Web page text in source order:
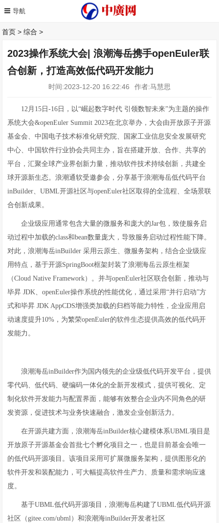
首页 >综合 >
2023操作系统大会| 浪潮海岳携手openEuler联
合创新，打造高效低代码开发能力
时间:2023-12-20 16:22:46 作者:马慧思
12月15日-16日，以“崛起数字时代 引领数智未来”为主题的操作
系统大会&openEuler Summit 2023在北京举办，大会由开放原子开源
基金会、中国电子技术标准化研究院、国家工业信息安全发展研究
中心、中国软件行业协会共同主办，旨在搭建开放、合作、共享的
平台，汇聚全球产业界创新力量，推动软件技术持续创新，共建全
球开源新生态。浪潮通软受邀参会，分享基于浪潮海岳低代码平台
inBuilder、UBML开源社区与openEuler社区取得的全流程、全场景联
合创新成果。
企业级应用通常包含大量的微服务和庞大的Jar包，致使服务启
动过程中加载的class和bean数量庞大，导致服务启动过程性能下降。
对此，浪潮海岳inBuilder 采用云原生、微服务架构，结合企业级应
用特点，基于开源SpringBoot框架封装了浪潮海岳云原生框架
（Cloud Native Framework）。并与openEuler社区联合创新，推动与
毕昇 JDK、openEuler操作系统的性能优化，通过采用“并行启动”方
式和毕昇 JDK AppCDS增强类加载的归档等能力特性，企业应用启
动速度提升10%，为繁荣openEuler的软件生态提供高效的低代码开
发能力。
浪潮海岳inBuilder作为国内领先的企业级低代码开发平台，提供
零代码、低代码、硬编码一体化的全新开发模式，提供可视化、定
制化软件开发能力与配置界面，能够有效整合企业内不同角色的研
发资源，促进技术与业务快速融合，激发企业创新活力。
在开源共建方面，浪潮海岳inBuilder核心建模体系UBML项目是
开放原子开源基金会首批七个孵化项目之一，也是目前基金会唯一
的低代码开源项目。该项目采用可扩展微服务架构，提供图形化的
软件开发和装配能力，可大幅提高软件生产力、质量和需求响应速
度。
基于UBML低代码开源项目，浪潮海岳构建了UBML低代码开源
社区（gitee.com/ubml）和浪潮海inBuilder开发者社区